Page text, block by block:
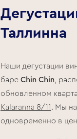
Таллинна
Наши дегустации
бареChin Chin ,
обновленном
Kalaranna 8/11 . Мы
одновременно в